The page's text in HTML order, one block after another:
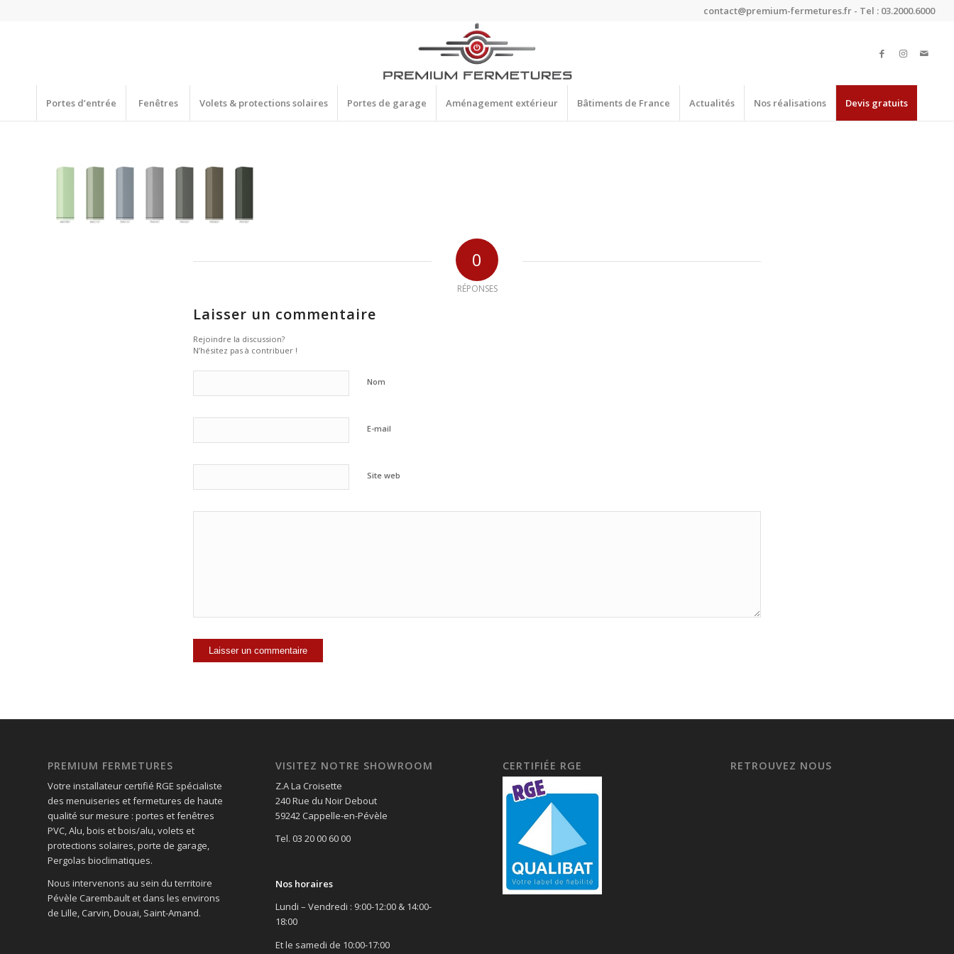
contact@premium-fermetures.fr - Tel : 03.2000.6000
Portes d’entrée Fenêtres Volets & protections solaires Portes de garage Aménagement extérieur Bâtiments de France Actualités Nos réalisations Devis gratuits
0
RÉPONSES
Laisser un commentaire
Rejoindre la discussion?
N’hésitez pas à contribuer !
Nom
E-mail
Site web
PREMIUM FERMETURES
Votre installateur certifié RGE spécialiste
des menuiseries et fermetures de haute
qualité sur mesure : portes et fenêtres
PVC, Alu, bois et bois/alu, volets et
protections solaires, porte de garage,
Pergolas bioclimatiques.
Nous intervenons au sein du territoire
Pévèle Carembault et dans les environs
de Lille, Carvin, Douai, Saint-Amand.
VISITEZ NOTRE SHOWROOM
Z.A La Croisette
240 Rue du Noir Debout
59242 Cappelle-en-Pévèle
Tel. 03 20 00 60 00
Nos horaires
Lundi – Vendredi : 9:00-12:00 & 14:00-
18:00
Et le samedi de 10:00-17:00
CERTIFIÉE RGE RETROUVEZ NOUS